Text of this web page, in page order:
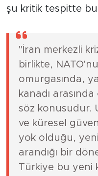
şu kritik tespitte
"İran merkezli
birlikte,
omurgasında,
kanadı arasında
söz konusudur.
ve küresel
yok olduğu,
arandığı bir
Türkiye bu yeni